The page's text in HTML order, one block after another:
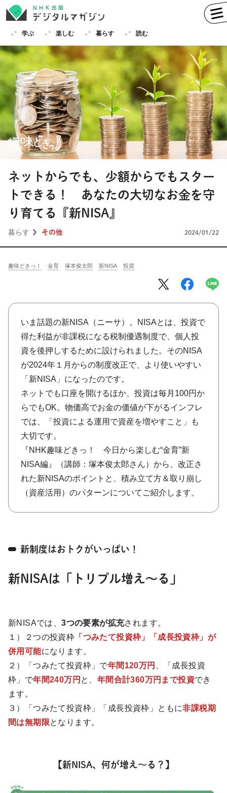
学ぶ 楽しむ 暮らす 読む
学ぶ 英語 フランス語
ドイツ語 イタリア語
スペイン語 ロシア語
その他
楽しむ 趣味
NHKブックス 100分de名著
作品 その他
きょうのレシピ
レシピ その他
ABOUT
keyword
ネットからでも、少額からでもスター
トできる！ あなたの大切なお金を守
り育てる『新NISA』
暮らす その他 2024/01/22
趣味どきっ！ 金育 塚本俊太郎 新NISA 投資
いま話題の新NISA（ニーサ）。NISAとは、投資で
得た利益が非課税になる税制優遇制度で、個人投
資を後押しするために設けられました。そのNISA
が2024年１月からの制度改正で、より使いやすい
「新NISA」になったのです。
ネットでも口座を開けるほか、投資は毎月100円か
らでもOK。物価高でお金の価値が下がるインフレ
では、「投資による運用で資産を増やすこと」も
大切です。
『NHK趣味どきっ！ 今日から楽しむ“金育”新
NISA編』（講師：塚本俊太郎さん）から、改正さ
れた新NISAのポイントと、積み立て方＆取り崩し
（資産活用）のパターンについてご紹介します。
新制度はおトクがいっぱい！
新NISAは「トリプル増え〜る」
新NISAでは、3つの要素が拡充されます。
１）２つの投資枠 「つみたて投資枠」「成長投資枠」が
併用可能になります。
２）「つみたて投資枠」で年間120万円
、「成長投資
枠」で年間240万円 と、 年間合計360万円まで投資でき
ます。
３）「つみたて投資枠」「成長投資枠」ともに非課税期
間は無期限となります。
【新NISA、何が増え～る？】